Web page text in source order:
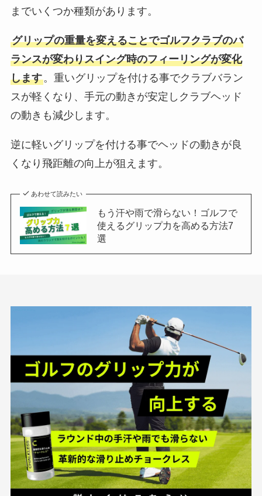
までいくつか種類があります。
グリップの重量を変えることでゴルフクラブのバ
ランスが変わりスイング時のフィーリングが変化
します。重いグリップを付ける事でクラブバラン
スが軽くなり、手元の動きが安定しクラブヘッド
の動きも減少します。
逆に軽いグリップを付ける事でヘッドの動きが良
くなり飛距離の向上が狙えます。
あわせて読みたい
もう汗や雨で滑らない！ゴルフで
使えるグリップ力を高める方法7
選